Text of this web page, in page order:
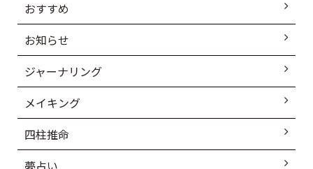
おすすめ
お知らせ
ジャーナリング
メイキング
四柱推命
夢占い